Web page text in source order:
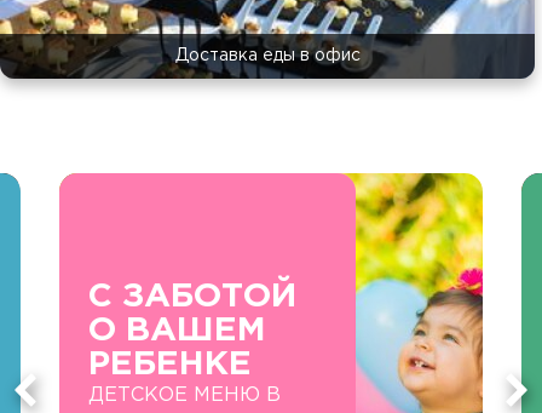
Доставка еды в офис
С ЗАБОТОЙ
О ВАШЕМ
РЕБЕНКЕ
ДЕТСКОЕ МЕНЮ В